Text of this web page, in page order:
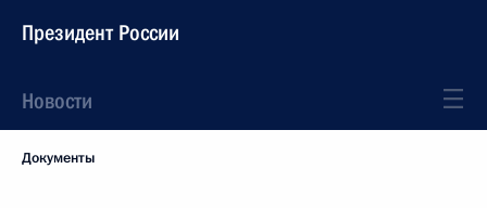
Президент России
Новости
Документы